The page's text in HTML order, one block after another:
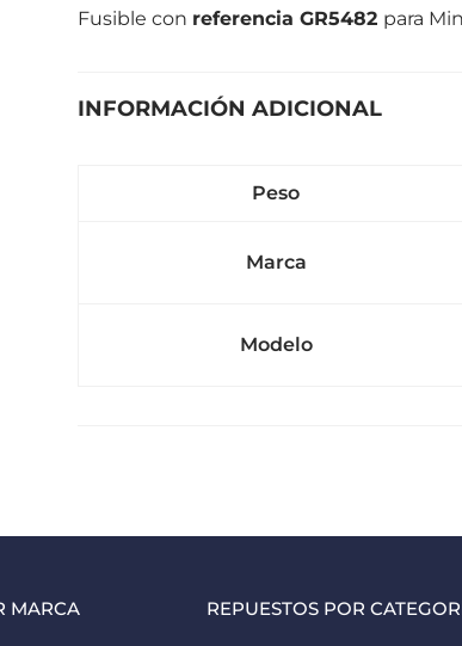
Fusible con referencia GR5482 para
INFORMACIÓN ADICIONAL
Peso
Marca
Modelo
MARCA REPUESTOS POR